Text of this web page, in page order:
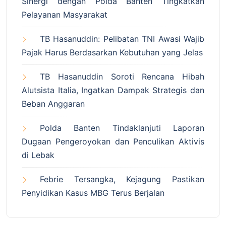
Pelayanan Masyarakat
TB Hasanuddin: Pelibatan TNI Awasi Wajib
Pajak Harus Berdasarkan Kebutuhan yang Jelas
TB Hasanuddin Soroti Rencana Hibah
Alutsista Italia, Ingatkan Dampak Strategis dan
Beban Anggaran
Polda Banten Tindaklanjuti Laporan
Dugaan Pengeroyokan dan Penculikan Aktivis
di Lebak
Febrie Tersangka, Kejagung Pastikan
Penyidikan Kasus MBG Terus Berjalan